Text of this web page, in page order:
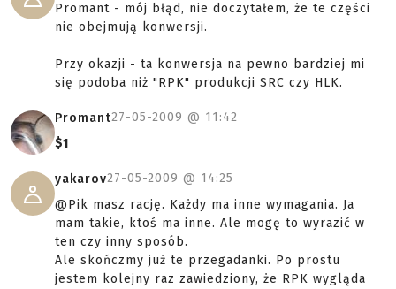
Promant - mój błąd, nie doczytałem, że te części
nie obejmują konwersji.
Przy okazji - ta konwersja na pewno bardziej mi
się podoba niż "RPK" produkcji SRC czy HLK.
Promant27-05-2009 @ 11:42
$1
yakarov27-05-2009 @ 14:25
@Pik masz rację. Każdy ma inne wymagania. Ja
mam takie, ktoś ma inne. Ale mogę to wyrazić w
ten czy inny sposób.
Ale skończmy już te przegadanki. Po prostu
jestem kolejny raz zawiedziony, że RPK wygląda